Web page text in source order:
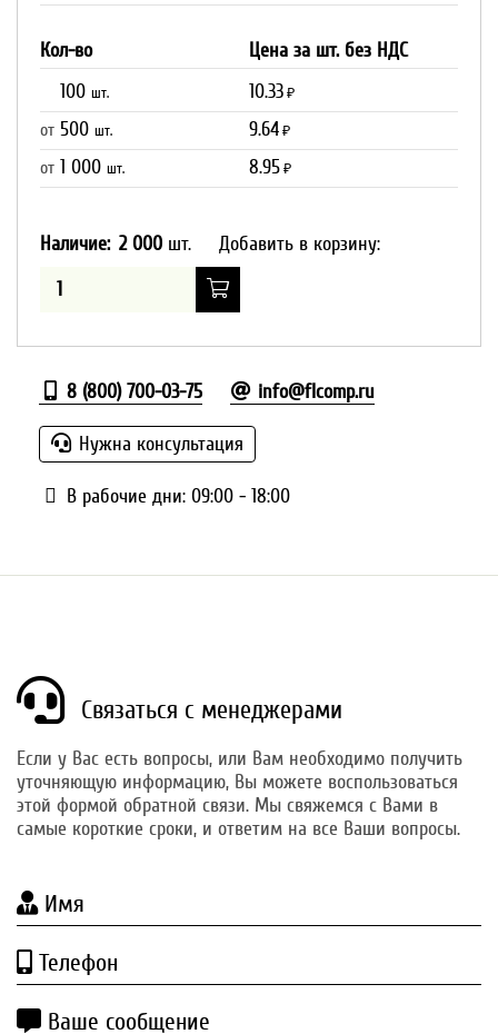
Кол-во
Цена за шт. без НДС
100 шт. 10.33 ₽
от 500 шт. 9.64 ₽
от 1 000 шт. 8.95 ₽
Наличие: 2 000 шт. Добавить в корзину:
8 (800) 700-03-75 info@flcomp.ru
Нужна консультация
В рабочие дни: 09:00 - 18:00
Связаться с менеджерами
Если у Вас есть вопросы, или Вам необходимо получить
уточняющую информацию, Вы можете воспользоваться
этой формой обратной связи. Мы свяжемся с Вами в
самые короткие сроки, и ответим на все Ваши вопросы.
Имя
Телефон
Ваше сообщение